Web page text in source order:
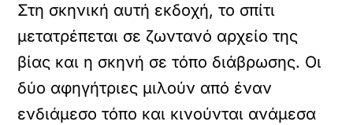
Στη σκηνική αυτή εκδοχή, το σπίτι
μετατρέπεται σε ζωντανό αρχείο της
βίας και η σκηνή σε τόπο διάβρωσης. Οι
δύο αφηγήτριες μιλούν από έναν
ενδιάμεσο τόπο και κινούνται ανάμεσα